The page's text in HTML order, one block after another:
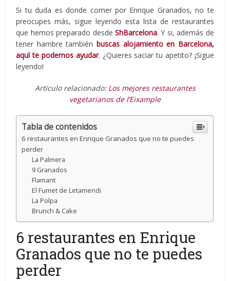
Si tu duda es donde comer por Enrique Granados, no te
preocupes más, sigue leyendo esta lista de restaurantes
que hemos preparado desde ShBarcelona. Y si, además de
tener hambre también buscas alojamiento en Barcelona,
aquí te podemos ayudar. ¿Quieres saciar tu apetito? ¡Sigue
leyendo!
Artículo relacionado: Los mejores restaurantes
vegetarianos de l’Eixample
Tabla de contenidos
6 restaurantes en Enrique Granados que no te puedes
perder
La Palmera
9 Granados
Flamant
El Fumet de Letamendi
La Polpa
Brunch & Cake
6 restaurantes en Enrique
Granados que no te puedes
perder